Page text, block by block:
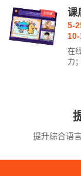
课
5-
在
力
提升综合语